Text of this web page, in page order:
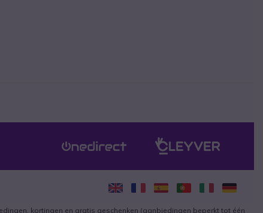
kortingen en gratis geschenken (aanbiedingen beperkt tot één